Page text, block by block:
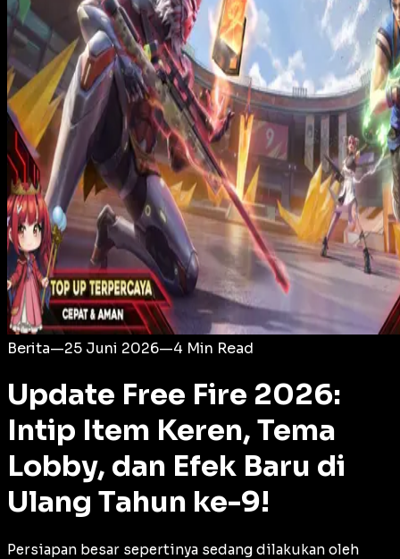
Login
Berita—25 Juni 2026—4 Min Read
Update Free Fire 2026:
Intip Item Keren, Tema
Lobby, dan Efek Baru di
Ulang Tahun ke-9!
Persiapan besar sepertinya sedang dilakukan oleh